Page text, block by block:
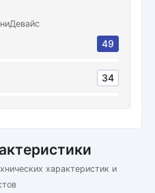
49
34
характеристик и